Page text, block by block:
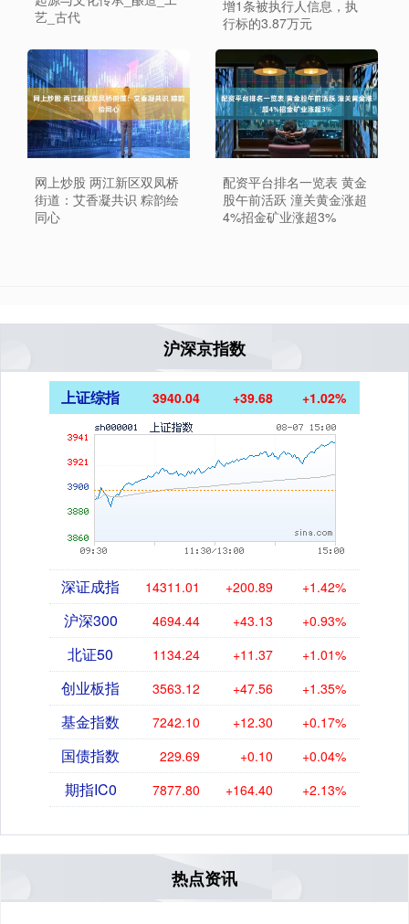
艺_古代
增1条被执行人信息，执
行标的3.87万元
网上炒股 两江新区双凤桥
街道：艾香凝共识 粽韵绘
同心
配资平台排名一览表 黄金
股午前活跃 潼关黄金涨超
4%招金矿业涨超3%
沪深京指数
上证综指 3940.04 +39.68 +1.02%
深证成指 14311.01 +200.89 +1.42%
沪深300 4694.44 +43.13 +0.93%
北证50 1134.24 +11.37 +1.01%
创业板指 3563.12 +47.56 +1.35%
基金指数 7242.10 +12.30 +0.17%
国债指数 229.69 +0.10 +0.04%
期指IC0 7877.80 +164.40 +2.13%
热点资讯